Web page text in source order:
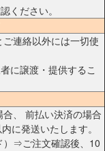
ください。
連絡以外には一切使
に譲渡・提供するこ
合、 前払い決済の場合
に発送いたします。
）⇒ご注文確認後、10